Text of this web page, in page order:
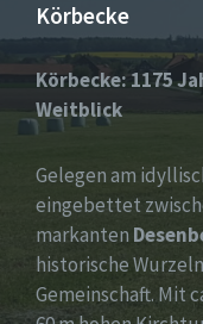
Körbecke
Körbecke: 1175
Weitblick
Gelegen am
eingebettet
markanten
historische
Gemeinschaft. Mit